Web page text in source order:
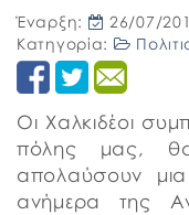
Έναρξη: 26/07/
Κατηγορία:
Οι Χαλκιδέοι
πόλης μας,
απολαύσουν
ανήμερα της